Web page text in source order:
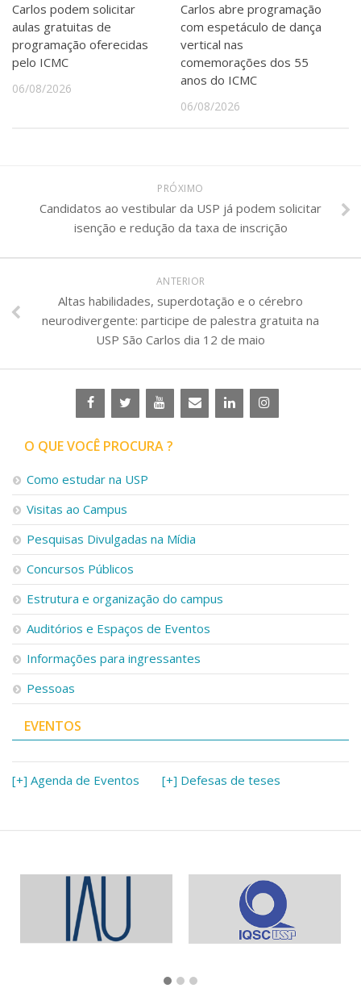
Carlos podem solicitar
aulas gratuitas de
programação oferecidas
pelo ICMC
06/08/2026
Carlos abre programação
com espetáculo de dança
vertical nas
comemorações dos 55
anos do ICMC
06/08/2026
PRÓXIMO
Candidatos ao vestibular da USP já podem solicitar
isenção e redução da taxa de inscrição
ANTERIOR
Altas habilidades, superdotação e o cérebro
neurodivergente: participe de palestra gratuita na
USP São Carlos dia 12 de maio
O QUE VOCÊ PROCURA ?
Como estudar na USP
Visitas ao Campus
Pesquisas Divulgadas na Mídia
Concursos Públicos
Estrutura e organização do campus
Auditórios e Espaços de Eventos
Informações para ingressantes
Pessoas
EVENTOS
[+] Agenda de Eventos [+] Defesas de teses